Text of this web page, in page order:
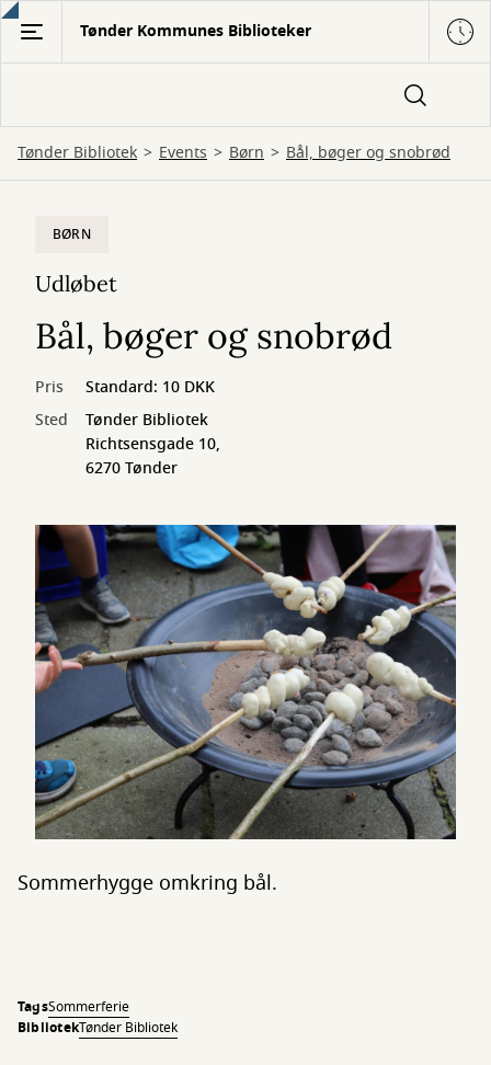
Gå
hovedindhold
Tønder Kommunes Biblioteker
Tønder Bibliotek Events Børn Bål, bøger og snobrød
BØRN
Udløbet
Bål, bøger og snobrød
Pris
Standard: 10 DKK
Sted
Tønder Bibliotek
Richtsensgade 10,
6270 Tønder
Sommerhygge omkring bål.
TagsSommerferie
BibliotekTønder Bibliotek